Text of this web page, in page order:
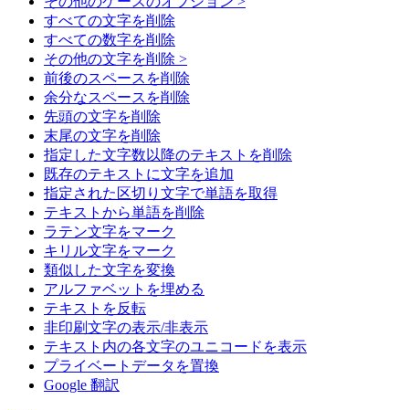
すべての文字を削除
すべての数字を削除
その他の文字を削除 >
前後のスペースを削除
余分なスペースを削除
先頭の文字を削除
末尾の文字を削除
指定した文字数以降のテキストを削除
既存のテキストに文字を追加
指定された区切り文字で単語を取得
テキストから単語を削除
ラテン文字をマーク
キリル文字をマーク
類似した文字を変換
アルファベットを埋める
テキストを反転
非印刷文字の表示/非表示
テキスト内の各文字のユニコードを表示
プライベートデータを置換
Google 翻訳